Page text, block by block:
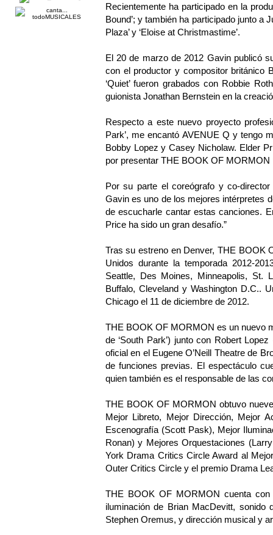
Recientemente ha participado en la
Bound’; y también ha participado junto a
Plaza’ y ‘Eloise at Christmastime’.
El 20 de marzo de 2012 Gavin publicó
con el productor y compositor británico
‘Quiet’ fueron grabados con Robbie
guionista Jonathan Bernstein en la
Respecto a este nuevo proyecto
Park’, me encantó AVENUE Q y tengo
Bobby Lopez y Casey Nicholaw. Elder
por presentar THE BOOK OF MORMON
Por su parte el coreógrafo y co-
Gavin es uno de los mejores intérpretes
de escucharle cantar estas canciones.
Price ha sido un gran desafío.”
Tras su estreno en Denver, THE BOOK
Unidos durante la temporada 2012-
Seattle, Des Moines, Minneapolis, St.
Buffalo, Cleveland y Washington D.C..
Chicago el 11 de diciembre de 2012.
THE BOOK OF MORMON es un nuevo
de ‘South Park’) junto con Robert
oficial en el Eugene O’Neill Theatre de
de funciones previas. El espectáculo
quien también es el responsable de las
THE BOOK OF MORMON obtuvo
Mejor Libreto, Mejor Dirección, Mejor
Escenografía (Scott Pask), Mejor
Ronan) y Mejores Orquestaciones
York Drama Critics Circle Award al
Outer Critics Circle y el premio Drama
THE BOOK OF MORMON cuenta
iluminación de Brian MacDevitt,
Stephen Oremus, y dirección musical y